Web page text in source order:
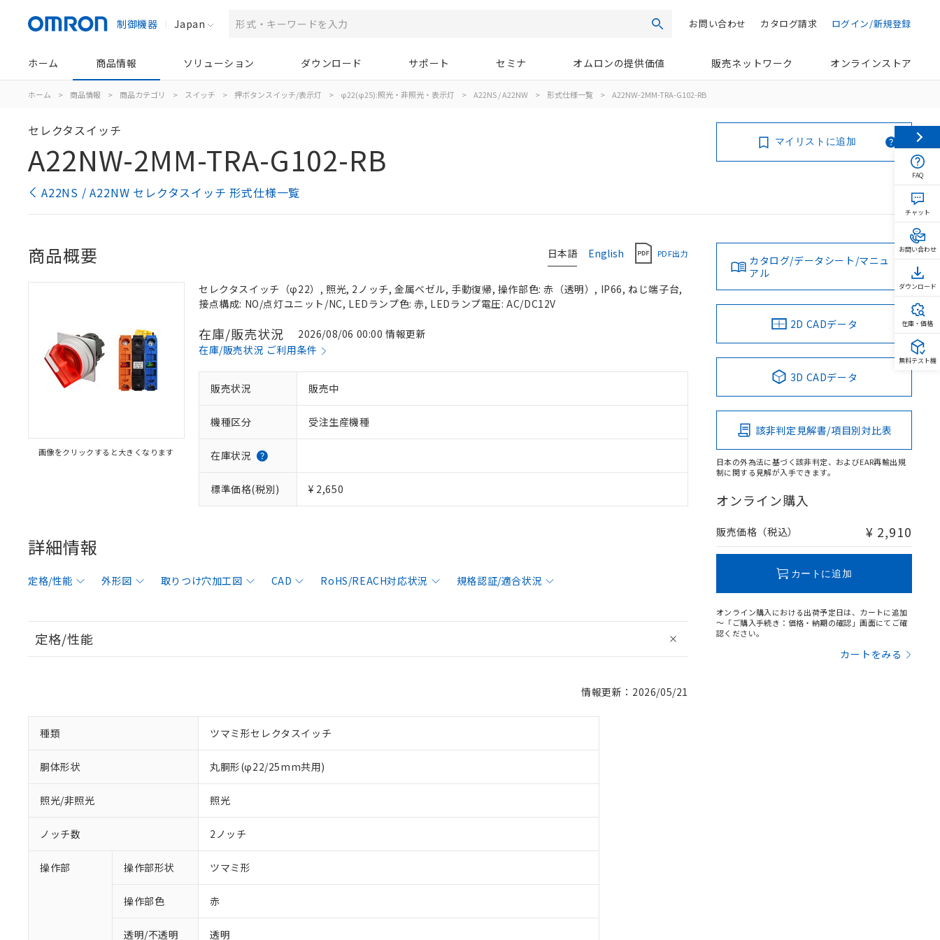
制御機器 Japan 検索 ログイン/新規登録
カタログ請求
お問い合わせ
ホーム 商品情報 ソリューション ダウンロード サポート セミナ オムロンの提供価値 販売ネットワーク オンラインストア
ホーム > 商品情報 > 商品カテゴリ > スイッチ > 押ボタンスイッチ/表示灯 > φ22(φ25):照光・非照光・表示灯 > A22NS / A22NW > 形式仕様一覧 > A22NW-2MM-TRA-G102-RB
セレクタスイッチ
A22NW-2MM-TRA-G102-RB
A22NS / A22NW セレクタスイッチ 形式仕様一覧
マイリストに追加
日本語 English PDF出力
商品概要
画像をクリックすると大きくなります
セレクタスイッチ（φ22）, 照光, 2ノッチ, 金属ベゼル, 手動復帰, 操作部色: 赤（透明）, IP66, ねじ端子台,
接点構成: NO/点灯ユニット/NC, LEDランプ色: 赤, LEDランプ電圧: AC/DC12V
在庫/販売状況
2026/08/06 00:00 情報更新
在庫/販売状況 ご利用条件
販売状況 販売中
機種区分 受注生産機種
在庫状況
標準価格(税別) ¥ 2,650
詳細情報
定格/性能 外形図 取りつけ穴加工図 CAD RoHS/REACH対応状況 規格認証/適合状況
定格/性能
情報更新：2026/05/21
種類 ツマミ形セレクタスイッチ
胴体形状 丸胴形(φ22/25mm共用)
照光/非照光 照光
ノッチ数 2ノッチ
操作部 操作部形状 ツマミ形
操作部色 赤
透明/不透明 透明
カタログ/データシート/マニュ
アル
2D CADデータ
3D CADデータ
該非判定見解書/項目別対比表
日本の外為法に基づく該非判定、およびEAR再輸出規
制に関する見解が入手できます。
オンライン購入
販売価格（税込） ¥ 2,910
カートに追加
オンライン購入における出荷予定日は、カートに追加
～「ご購入手続き：価格・納期の確認」画面にてご確
認ください。
カートをみる
FAQ
チャット
お問い合わせ
ダウンロード
在庫・価格
無料テスト機